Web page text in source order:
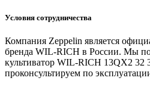
Условия сотрудничества
Компания Zeppelin является
бренда WIL-RICH в России. Мы
культиватор WIL-RICH 13QX2 32
проконсультируем по